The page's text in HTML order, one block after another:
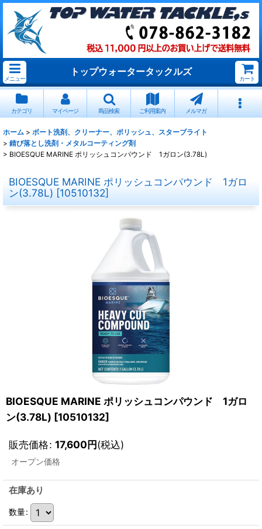
メニュー
トップウォータータックルズ
カート
カテゴリ マイページ 商品検索 ご利用案内 メルマガ
ホーム > ボート洗剤、クリーナー、ポリッシュ、スターブライト
> 錆び落とし洗剤・メタルコーティング剤
> BIOESQUE MARINE ポリッシュコンパウンド 1ガロン(3.78L)
BIOESQUE MARINE ポリッシュコンパウンド 1ガロ
ン(3.78L) [10510132]
BIOESQUE MARINE ポリッシュコンパウンド 1ガロ
ン(3.78L) [10510132]
販売価格: 17,600円(税込)
オープン価格
在庫あり
数量: